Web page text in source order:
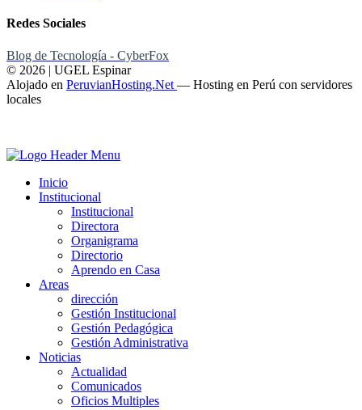
Redes Sociales
Blog de Tecnología - CyberFox
© 2026 | UGEL Espinar
Alojado en PeruvianHosting.Net — Hosting en Perú con servidores
locales
Inicio
Institucional
Institucional
Directora
Organigrama
Directorio
Aprendo en Casa
Areas
dirección
Gestión Institucional
Gestión Pedagógica
Gestión Administrativa
Noticias
Actualidad
Comunicados
Oficios Multiples